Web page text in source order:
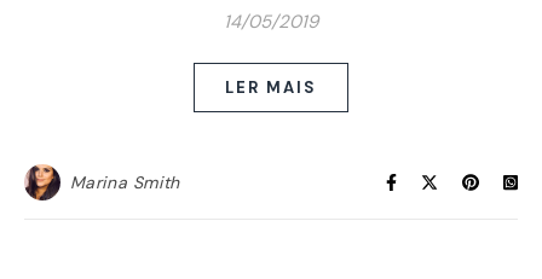
14/05/2019
LER MAIS
Marina Smith